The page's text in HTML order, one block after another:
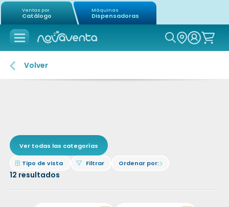
Ventas por
Catálogo
Máquinas
Dispensadoras
Icon of
Volver
Ver todas las categorías
12 resultados
Icon of border-all
Tipo de vista Icon of filter
Filtrar Ordenar por:Icon of chevron-right